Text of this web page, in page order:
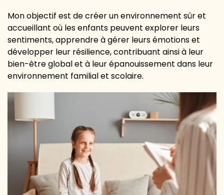
Mon objectif est de créer un environnement sûr et
accueillant où les enfants peuvent explorer leurs
sentiments, apprendre à gérer leurs émotions et
développer leur résilience, contribuant ainsi à leur
bien-être global et à leur épanouissement dans leur
environnement familial et scolaire.